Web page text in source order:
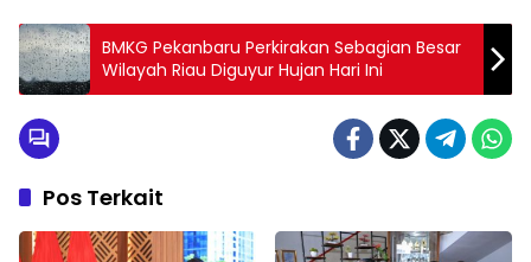
BMKG Pekanbaru Perkirakan Sebagian Besar
Wilayah Riau Diguyur Hujan Hari Ini
Pos Terkait